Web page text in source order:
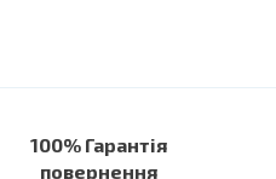
100% Гарантія
повернення